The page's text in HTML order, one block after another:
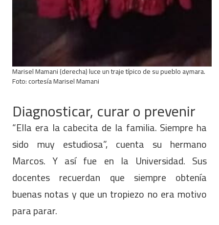
Marisel Mamani (derecha) luce un traje típico de su pueblo aymara.
Foto: cortesía Marisel Mamani
Diagnosticar, curar o prevenir
“Ella era la cabecita de la familia. Siempre ha
sido muy estudiosa”, cuenta su hermano
Marcos. Y así fue en la Universidad. Sus
docentes recuerdan que siempre obtenía
buenas notas y que un tropiezo no era motivo
para parar.